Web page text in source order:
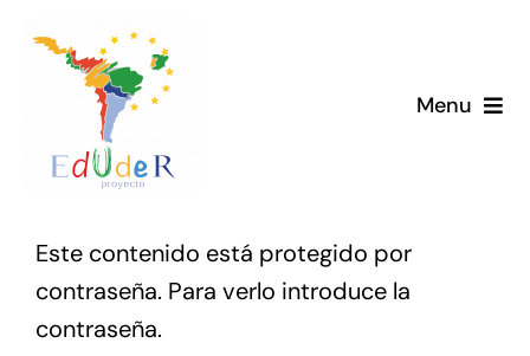
contenido
Menu
Este contenido está protegido por
contraseña. Para verlo introduce la
contraseña.